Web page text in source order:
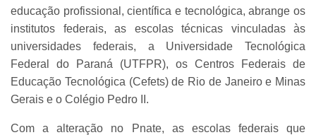
educação profissional, científica e tecnológica, abrange os
institutos federais, as escolas técnicas vinculadas às
universidades federais, a Universidade Tecnológica
Federal do Paraná (UTFPR), os Centros Federais de
Educação Tecnológica (Cefets) de Rio de Janeiro e Minas
Gerais e o Colégio Pedro II.
Com a alteração no Pnate, as escolas federais que